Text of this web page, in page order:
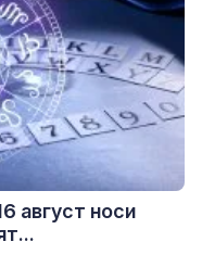
август носи